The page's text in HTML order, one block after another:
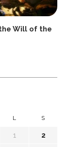
Will of the
L S
1
2